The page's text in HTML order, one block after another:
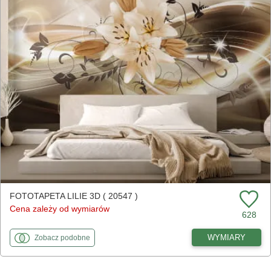
FOTOTAPETA LILIE 3D ( 20547 )
Cena zależy od wymiarów
628
Zobaczfototapety
podobnedo Lilie 3D WYMIARY